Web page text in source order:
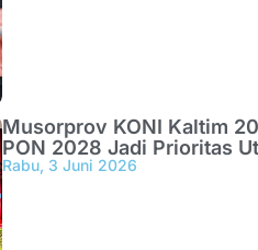
Musorprov KONI Kaltim
PON 2028 Jadi Prioritas
Rabu, 3 Juni 2026